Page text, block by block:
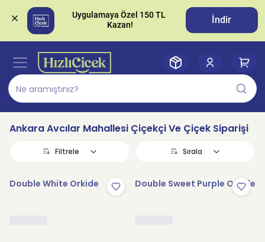
Uygulamaya Özel 150 TL
İndir
Ankara Avcılar Mahallesi Çiçekçi Ve Çiçek Siparişi
Filtrele Sırala
Double White Orkide Double Sweet Purple Orkide